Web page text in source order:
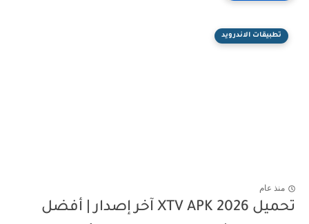
تطبيقات الاندرويد
منذ عام
تحميل XTV APK 2026 آخر إصدار | أفضل